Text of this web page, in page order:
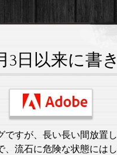
3日以来に書
すが、長い長い間放置し
、流石に危険な状態には